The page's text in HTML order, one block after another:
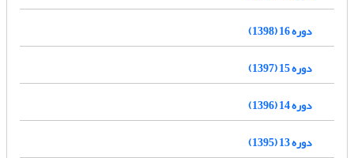
دوره 16 (1398)
دوره 15 (1397)
دوره 14 (1396)
دوره 13 (1395)